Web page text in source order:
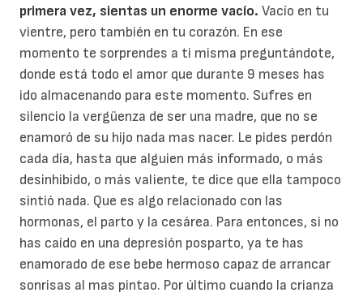
primera vez, sientas un enorme vacío. Vacío en tu
vientre, pero también en tu corazón. En ese
momento te sorprendes a ti misma preguntándote,
donde está todo el amor que durante 9 meses has
ido almacenando para este momento. Sufres en
silencio la vergüenza de ser una madre, que no se
enamoró de su hijo nada mas nacer. Le pides perdón
cada día, hasta que alguien más informado, o más
desinhibido, o más valiente, te dice que ella tampoco
sintió nada. Que es algo relacionado con las
hormonas, el parto y la cesárea. Para entonces, si no
has caído en una depresión posparto, ya te has
enamorado de ese bebe hermoso capaz de arrancar
sonrisas al mas pintao. Por último cuando la crianza